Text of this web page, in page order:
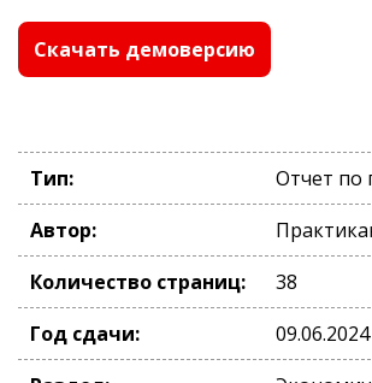
Скачать демоверсию
Тип:
Отчет по
Автор:
Количество страниц:
38
Год сдачи:
09.06.2024